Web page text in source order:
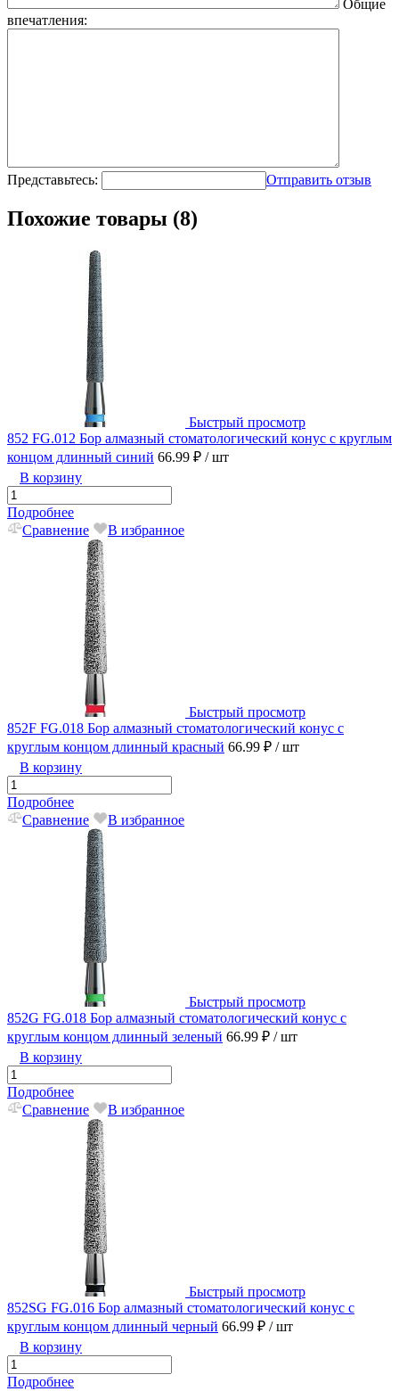
Общие
впечатления:
Представьтесь: Отправить отзыв
Похожие товары (8)
Быстрый просмотр
852 FG.012 Бор алмазный стоматологический конус с круглым
концом длинный синий 66.99 ₽ / шт
В корзину
Подробнее
Сравнение
В избранное
Быстрый просмотр
852F FG.018 Бор алмазный стоматологический конус с
круглым концом длинный красный 66.99 ₽ / шт
В корзину
Подробнее
Сравнение
В избранное
Быстрый просмотр
852G FG.018 Бор алмазный стоматологический конус с
круглым концом длинный зеленый 66.99 ₽ / шт
В корзину
Подробнее
Сравнение
В избранное
Быстрый просмотр
852SG FG.016 Бор алмазный стоматологический конус с
круглым концом длинный черный 66.99 ₽ / шт
В корзину
Подробнее